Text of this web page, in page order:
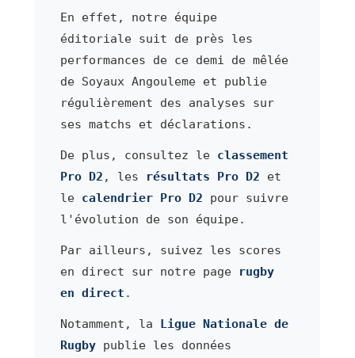
En effet, notre équipe
éditoriale suit de près les
performances de ce demi de mêlée
de Soyaux Angouleme et publie
régulièrement des analyses sur
ses matchs et déclarations.
De plus, consultez le classement
Pro D2 , les résultats Pro D2 et
le calendrier Pro D2 pour suivre
l'évolution de son équipe.
Par ailleurs, suivez les scores
en direct sur notre page
rugby
en direct .
Notamment, la Ligue Nationale de
Rugbypublie les données